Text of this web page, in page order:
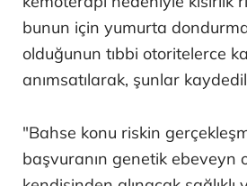
bunun için yumurta
olduğunun tıbbi otoritelerce
anımsatılarak, şunlar
"Bahse konu riskin
başvuranın genetik ebeveyn